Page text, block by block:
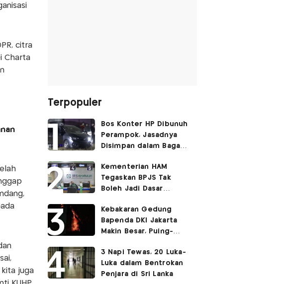
citra
Charta
kita juga
Terpopuler
Bos Konter HP Dibunuh
Perampok, Jasadnya
Disimpan dalam Bagasi
Kementerian HAM
Tegaskan BPJS Tak
Boleh Jadi Dasar
Layanan Kesehatan
Kebakaran Gedung
Bapenda DKI Jakarta
Makin Besar, Puing-
3 Napi Tewas, 20 Luka-
Luka dalam Bentrokan
Penjara di Sri Lanka